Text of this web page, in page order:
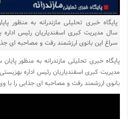
پایگاه خبری تحلیلی مازندرانه به منظور
سال مدیریت کبری اسفندیاریان رئیس
سراغ این بانوی ارزشمند رفت و مصاحبه ای
پایگاه خبری تحلیلی مازندرانه به منظور
مدیریت کبری اسفندیاریان رئیس اداره
بانوی ارزشمند رفت و مصاحبه ای جذابی را با